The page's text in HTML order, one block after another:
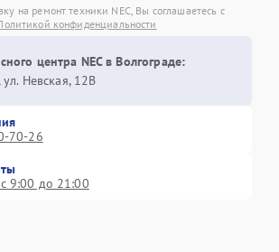
на ремонт техники NEC, Вы соглашаетесь с
конфиденциальности
центра NEC в Волгограде:
ул. Невская, 12В
70-26
9:00 до 21:00